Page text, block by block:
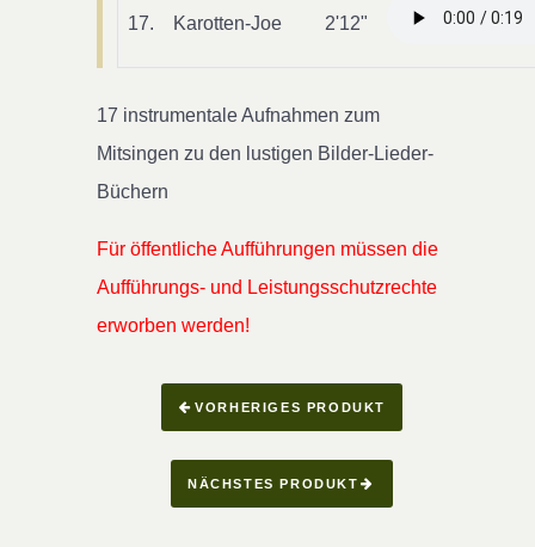
17. Karotten-Joe 2'12"
17 instrumentale Aufnahmen zum
Mitsingen zu den lustigen Bilder-Lieder-
Büchern
Für öffentliche Aufführungen müssen die
Aufführungs- und Leistungsschutzrechte
erworben werden!
VORHERIGES PRODUKT
NÄCHSTES PRODUKT